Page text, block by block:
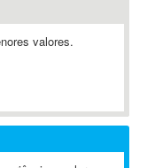
valores.